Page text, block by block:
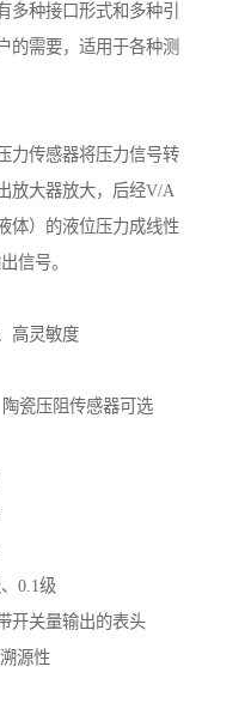
多种接口形式和多种引
的需要，适用于各种测
力传感器将压力信号转
放大器放大，后经V/A
体）的液位压力成线性
信号。
高灵敏度
瓷压阻传感器可选
0.1级
开关量输出的表头
源性